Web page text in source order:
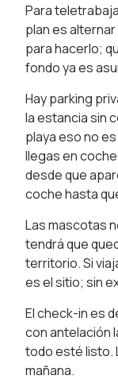
Para
plan es
para hacerlo;
fondo ya es
Hay parking
la estancia sin
playa eso no
llegas en
desde que
coche hasta
Las mascotas
tendrá que
territorio. Si
es el sitio; sin
El check-in es
con antelación
todo esté listo.
mañana.